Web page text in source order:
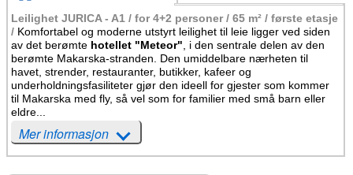
Leilighet JURICA - A1 / for 4+2 personer / 65 m² / første etasje
/ Komfortabel og moderne utstyrt leilighet til leie ligger ved siden
av det berømte hotellet "Meteor", i den sentrale delen av den
berømte Makarska-stranden. Den umiddelbare nærheten til
havet, strender, restauranter, butikker, kafeer og
underholdningsfasiliteter gjør den ideell for gjester som kommer
til Makarska med fly, så vel som for familier med små barn eller
eldre...
Mer informasjon